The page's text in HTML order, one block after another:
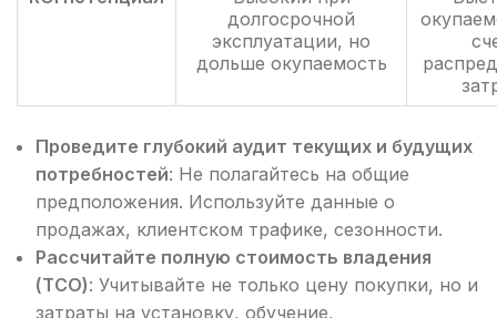
долгосрочной
эксплуатации, но
дольше окупаемость
Проведите глубокий аудит текущих и будущих
потребностей: Не полагайтесь на общие
предположения. Используйте данные о
продажах, клиентском трафике, сезонности.
Рассчитайте полную стоимость владения
(TCO): Учитывайте не только цену покупки, но и
затраты на установку, обучение,